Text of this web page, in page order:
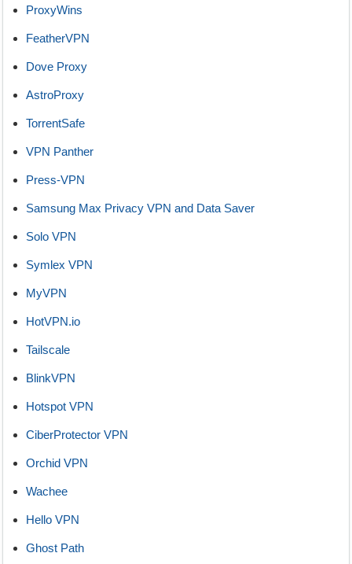
ProxyWins
FeatherVPN
Dove Proxy
AstroProxy
TorrentSafe
VPN Panther
Press-VPN
Samsung Max Privacy VPN and Data Saver
Solo VPN
Symlex VPN
MyVPN
HotVPN.io
Tailscale
BlinkVPN
Hotspot VPN
CiberProtector VPN
Orchid VPN
Wachee
Hello VPN
Ghost Path